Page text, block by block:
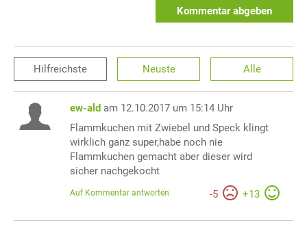
Kommentar abgeben
Hilfreichste Neuste Alle
ew-ald am 12.10.2017 um 15:14 Uhr
Flammkuchen mit Zwiebel und Speck klingt
wirklich ganz super,habe noch nie
Flammkuchen gemacht aber dieser wird
sicher nachgekocht
-5 +13
Auf Kommentar antworten